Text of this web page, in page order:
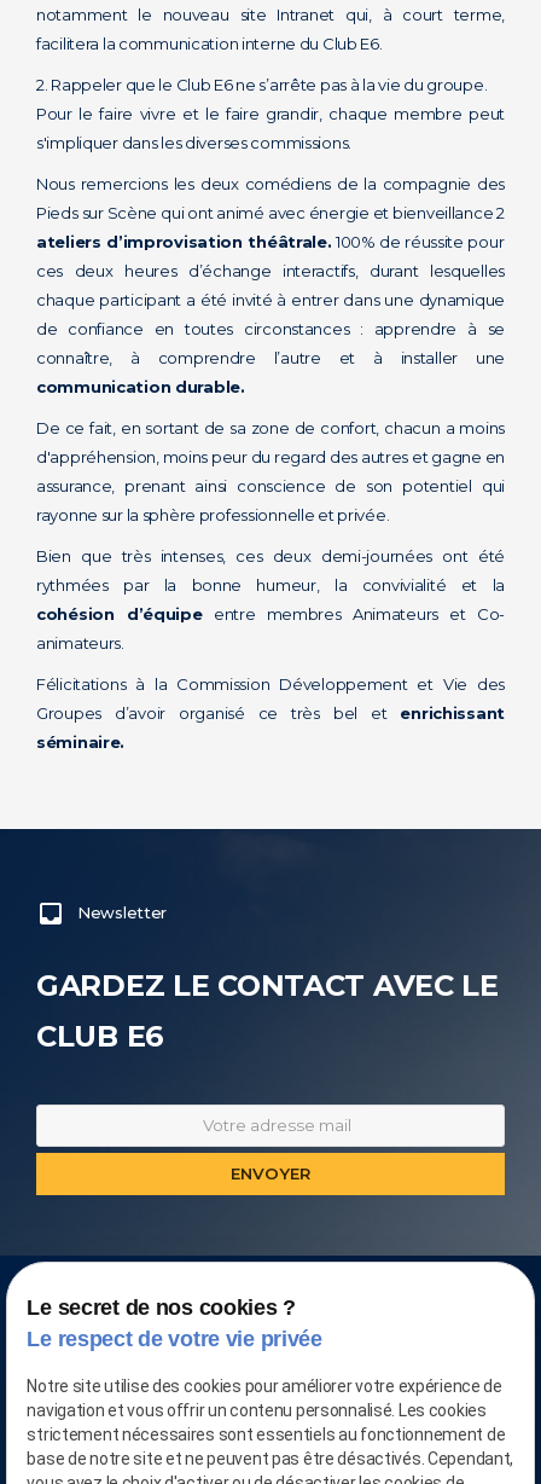
notamment le nouveau site Intranet qui, à court terme,
facilitera la communication interne du Club E6.
2. Rappeler que le Club E6 ne s’arrête pas à la vie du groupe.
Pour le faire vivre et le faire grandir, chaque membre peut
s'impliquer dans les diverses commissions.
Nous remercions les deux comédiens de la compagnie des
Pieds sur Scène qui ont animé avec énergie et bienveillance 2
ateliers d’improvisation théâtrale.100% de réussite pour
ces deux heures d’échange interactifs, durant lesquelles
chaque participant a été invité à entrer dans une dynamique
de confiance en toutes circonstances : apprendre à se
connaître, à comprendre l’autre et à installer une
communication durable.
De ce fait, en sortant de sa zone de confort, chacun a moins
d'appréhension, moins peur du regard des autres et gagne en
assurance, prenant ainsi conscience de son potentiel qui
rayonne sur la sphère professionnelle et privée.
Bien que très intenses, ces deux demi-journées ont été
rythmées par la bonne humeur, la convivialité et la
cohésion d’équipeentre membres Animateurs et Co-
animateurs.
Félicitations à la Commission Développement et Vie des
Groupes d’avoir organisé ce très bel et enrichissant
séminaire.
Newsletter
GARDEZ LE CONTACT AVEC LE
CLUB E6
Le secret de nos cookies ?
Le respect de votre vie privée
Notre site utilise des cookies pour améliorer votre expérience de
navigation et vous offrir un contenu personnalisé. Les cookies
strictement nécessaires sont essentiels au fonctionnement de
base de notre site et ne peuvent pas être désactivés. Cependant,